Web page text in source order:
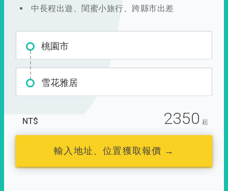
中長程出遊、閨蜜小旅行、跨縣市出差
桃園市
雪花雅居
NT$ 2350 起
輸入地址、位置獲取報價 →